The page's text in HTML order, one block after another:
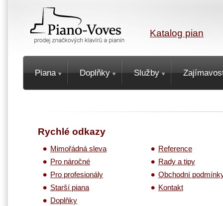
Katalog pian
Piana Doplňky Služby
Rychlé odkazy
Mimořádná sleva
Pro náročné
Pro profesionály
Starší piana
Doplňky
Reference
Rady a tipy
Obchodní
Kontakt